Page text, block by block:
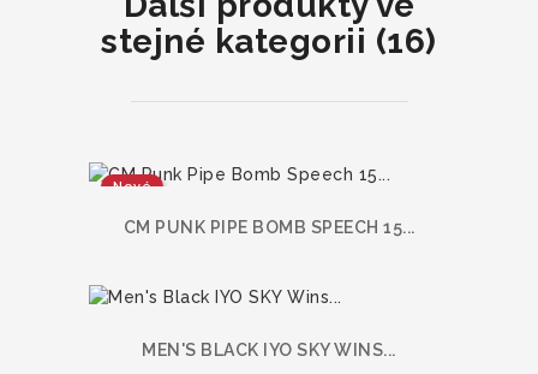
stejné kategorii (16)
Nové
CM PUNK PIPE BOMB SPEECH 15...
MEN'S BLACK IYO SKY WINS...